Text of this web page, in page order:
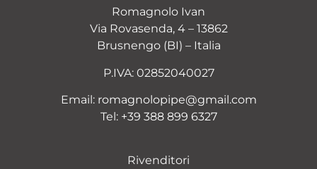
Romagnolo Ivan
Via Rovasenda, 4 – 13862
Brusnengo (BI) – Italia
P.IVA: 02852040027
Email: romagnolopipe@gmail.com
Tel: +39 388 899 6327
Rivenditori